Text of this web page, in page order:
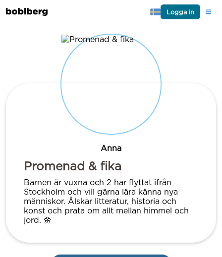
Logga in
Anna
Promenad & fika
Barnen är vuxna och 2 har flyttat ifrån
Stockholm och vill gärna lära känna nya
människor. Älskar litteratur, historia och
konst och prata om allt mellan himmel och
jord. 🌼